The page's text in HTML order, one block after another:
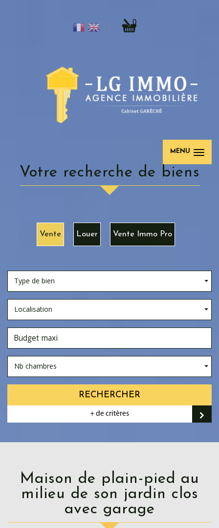
0
MENU
votre recherche de biens
Vente Louer Vente Immo Pro
Type de bien
Localisation
Nb chambres
RECHERCHER
+ de critères
Maison de plain-pied au
milieu de son jardin clos
avec garage